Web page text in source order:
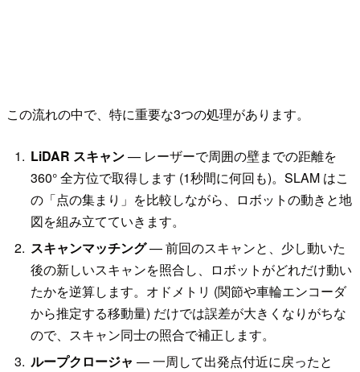
この流れの中で、特に重要な3つの処理があります。
LiDAR スキャン— レーザーで周囲の壁までの距離を
360° 全方位で取得します (1秒間に何回も)。SLAM はこ
の「点の集まり」を比較しながら、ロボットの動きと地
図を組み立てていきます。
スキャンマッチング— 前回のスキャンと、少し動いた
後の新しいスキャンを照合し、ロボットがどれだけ動い
たかを逆算します。オドメトリ (関節や車輪エンコーダ
から推定する移動量) だけでは誤差が大きくなりがちな
ので、スキャン同士の照合で補正します。
ループクロージャ — 一周して出発点付近に戻ったと